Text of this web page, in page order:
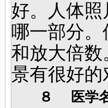
好。人体
哪一部分
和放大倍
景有很好
８ 医学